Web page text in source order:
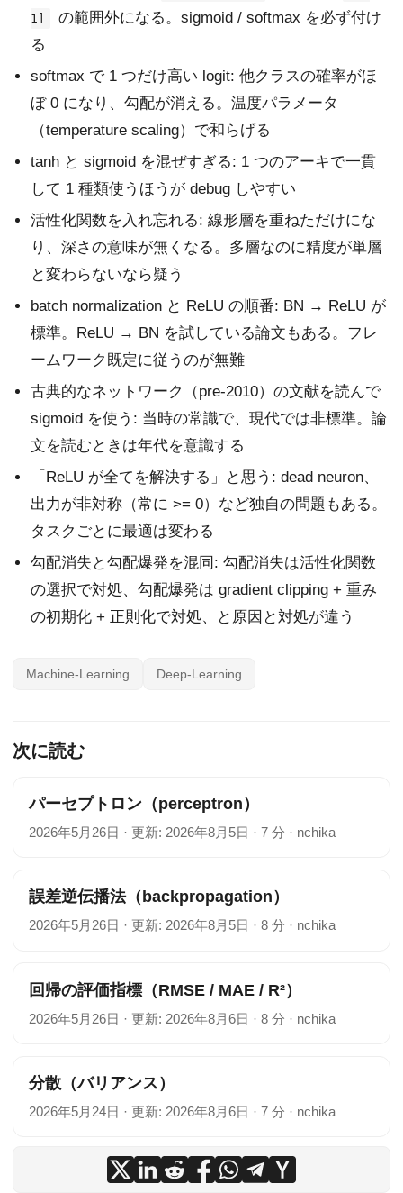
1]
の範囲外になる。sigmoid / softmax を必ず付け
る
softmax で 1 つだけ高い logit: 他クラスの確率がほ
ぼ 0 になり、勾配が消える。温度パラメータ
（temperature scaling）で和らげる
tanh と sigmoid を混ぜすぎる: 1 つのアーキで一貫
して 1 種類使うほうが debug しやすい
活性化関数を入れ忘れる: 線形層を重ねただけにな
り、深さの意味が無くなる。多層なのに精度が単層
と変わらないなら疑う
batch normalization と ReLU の順番: BN → ReLU が
標準。ReLU → BN を試している論文もある。フレ
ームワーク既定に従うのが無難
古典的なネットワーク（pre-2010）の文献を読んで
sigmoid を使う: 当時の常識で、現代では非標準。論
文を読むときは年代を意識する
「ReLU が全てを解決する」と思う: dead neuron、
出力が非対称（常に >= 0）など独自の問題もある。
タスクごとに最適は変わる
勾配消失と勾配爆発を混同: 勾配消失は活性化関数
の選択で対処、勾配爆発は gradient clipping + 重み
の初期化 + 正則化で対処、と原因と対処が違う
Machine-Learning Deep-Learning
次に読む
パーセプトロン（perceptron）
2026年5月26日 · 更新: 2026年8月5日 · 7 分 · nchika
誤差逆伝播法（backpropagation）
2026年5月26日 · 更新: 2026年8月5日 · 8 分 · nchika
回帰の評価指標（RMSE / MAE / R²）
2026年5月26日 · 更新: 2026年8月6日 · 8 分 · nchika
分散（バリアンス）
2026年5月24日 · 更新: 2026年8月6日 · 7 分 · nchika